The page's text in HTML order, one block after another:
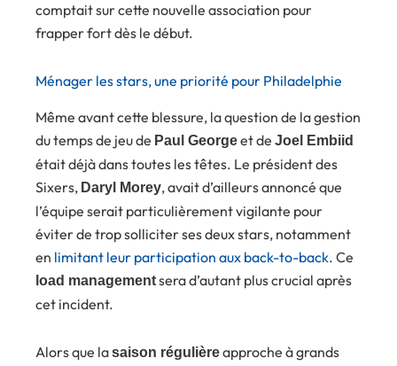
comptait sur cette nouvelle association pour
frapper fort dès le début.
Ménager les stars, une priorité pour Philadelphie
Même avant cette blessure, la question de la gestion
du temps de jeu de Paul Georgeet de Joel Embiid
était déjà dans toutes les têtes. Le président des
Sixers, Daryl Morey, avait d’ailleurs annoncé que
l’équipe serait particulièrement vigilante pour
éviter de trop solliciter ses deux stars, notamment
en limitant leur participation aux back-to-back. Ce
load managementsera d’autant plus crucial après
cet incident.
Alors que lasaison régulièreapproche à grands